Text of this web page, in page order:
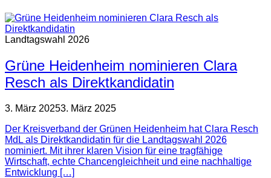
Landtagswahl 2026
Grüne Heidenheim nominieren Clara
Resch als Direktkandidatin
3. März 20253. März 2025
Der Kreisverband der Grünen Heidenheim hat Clara Resch
MdL als Direktkandidatin für die Landtagswahl 2026
nominiert. Mit ihrer klaren Vision für eine tragfähige
Wirtschaft, echte Chancengleichheit und eine nachhaltige
Entwicklung […]